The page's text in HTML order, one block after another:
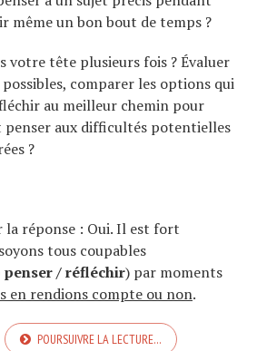
même un bon bout de temps ?
votre tête plusieurs fois ? Évaluer
comparer les options qui
au meilleur chemin pour
penser aux difficultés potentielles
?
la réponse : Oui. Il est fort
tous coupables
/ réfléchir) par moments
en rendions compte ou non.
POURSUIVRE LA LECTURE…